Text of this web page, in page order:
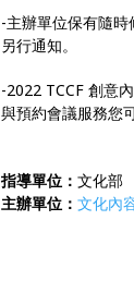
-主辦單位保有隨
另行通知。
-2022 TCCF 創意
與預約會議服務您
指導單位： 文化部
主辦單位： 文化內